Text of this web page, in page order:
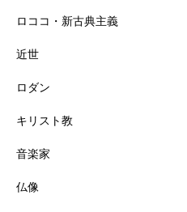
ロココ・新古典主義
近世
ロダン
キリスト教
音楽家
仏像